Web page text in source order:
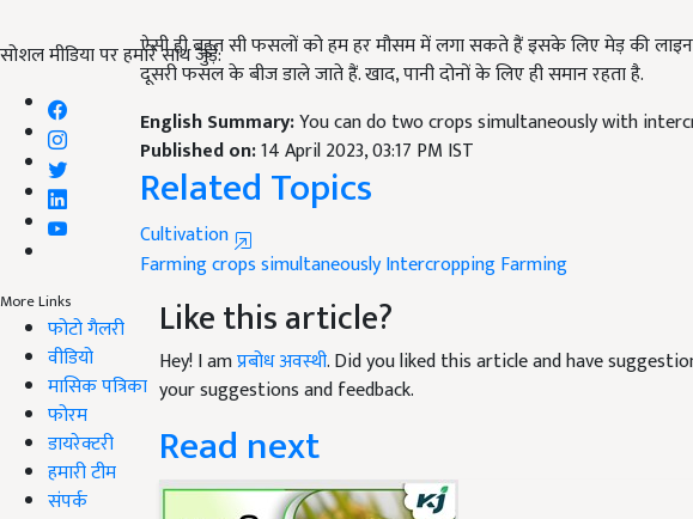
सोशल मीडिया पर हमारे साथ जुड़ें:
More Links
फोटो गैलरी
वीडियो
मासिक पत्रिका
फोरम
डायरेक्टरी
हमारी टीम
संपर्क
ऐसी ही बहुत सी फसलों को हम हर मौसम में लगा सकते हैं इसके लिए मेड़ की
दूसरी फसल के बीज डाले जाते हैं. खाद, पानी दोनों के लिए ही समान रहता है.
English Summary:You can do two crops simultaneously with
Published on:14 April 2023, 03:17 PM IST
Related Topics
Cultivation
Farmingcrops simultaneouslyIntercropping Farming
Like this article?
Hey! I amप्रबोध अवस्थी. Did you liked this article and have
your suggestions and feedback.
Read next